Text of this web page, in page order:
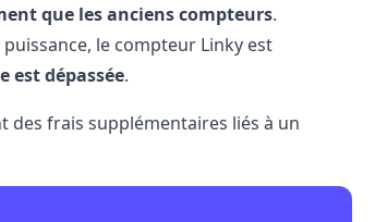
que les anciens compteurs.
le compteur Linky est
est dépassée.
des frais supplémentaires liés à un